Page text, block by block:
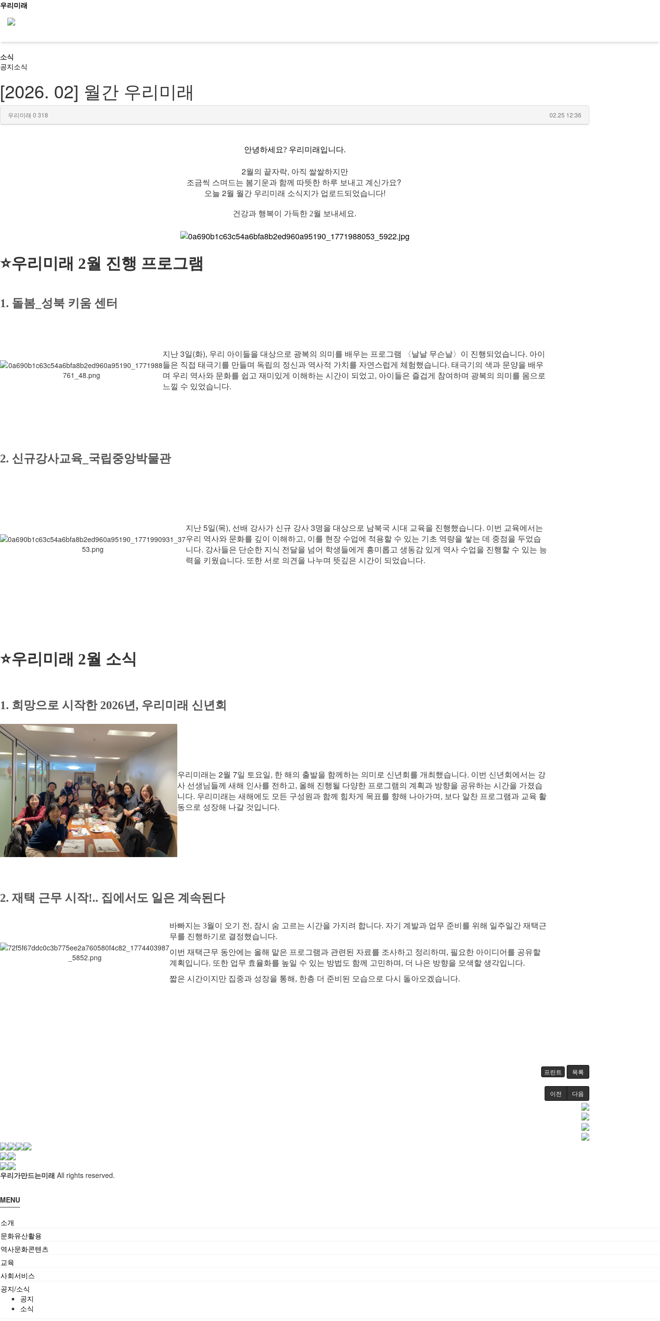
우리미래
신청문의
사이트맵
소개
사회서비스
소식
공지소식
[2026. 02] 월간 우리미래
우리미래 0 318 02.25 12:36
안녕하세요? 우리미래입니다.
2월의 끝자락, 아직 쌀쌀하지만
조금씩 스며드는 봄기운과 함께 따뜻한 하루 보내고 계신가요?
오늘 2월 월간 우리미래 소식지가 업로드되었습니다!
건강과 행복이 가득한 2월 보내세요.
⭐우리미래 2월 진행 프로그램
1. 돌봄_성북 키움 센터
지난 3일(화), 우리 아이들을 대상으로 광복의 의미를 배우는 프로그램 〈날날 무슨날〉이 진행되었습니다. 아이
들은 직접 태극기를 만들며 독립의 정신과 역사적 가치를 자연스럽게 체험했습니다. 태극기의 색과 문양을 배우
며 우리 역사와 문화를 쉽고 재미있게 이해하는 시간이 되었고, 아이들은 즐겁게 참여하며 광복의 의미를 몸으로
느낄 수 있었습니다.
2. 신규강사교육_국립중앙박물관
지난 5일(목), 선배 강사가 신규 강사 3명을 대상으로 남북국 시대 교육을 진행했습니다. 이번 교육에서는
우리 역사와 문화를 깊이 이해하고, 이를 현장 수업에 적용할 수 있는 기초 역량을 쌓는 데 중점을 두었습
니다. 강사들은 단순한 지식 전달을 넘어 학생들에게 흥미롭고 생동감 있게 역사 수업을 진행할 수 있는 능
력을 키웠습니다. 또한 서로 의견을 나누며 뜻깊은 시간이 되었습니다.
⭐우리미래 2월 소식
1. 희망으로 시작한 2026년, 우리미래 신년회
우리미래는 2월 7일 토요일, 한 해의 출발을 함께하는 의미로 신년회를 개최했습니다. 이번 신년회에서는 강
사 선생님들께 새해 인사를 전하고, 올해 진행될 다양한 프로그램의 계획과 방향을 공유하는 시간을 가졌습
니다. 우리미래는 새해에도 모든 구성원과 함께 힘차게 목표를 향해 나아가며, 보다 알찬 프로그램과 교육 활
동으로 성장해 나갈 것입니다.
2. 재택 근무 시작!.. 집에서도 일은 계속된다
바빠지는 3월이 오기 전, 잠시 숨 고르는 시간을 가지려 합니다. 자기 계발과 업무 준비를 위해 일주일간 재택근
무를 진행하기로 결정했습니다.
이번 재택근무 동안에는 올해 맡은 프로그램과 관련된 자료를 조사하고 정리하며, 필요한 아이디어를 공유할
계획입니다. 또한 업무 효율화를 높일 수 있는 방법도 함께 고민하며, 더 나은 방향을 모색할 생각입니다.
짧은 시간이지만 집중과 성장을 통해, 한층 더 준비된 모습으로 다시 돌아오겠습니다.
프린트 목록
이전 다음
우리가만드는미래 All rights reserved.
MENU
소개
문화유산활용
역사문화콘텐츠
교육
사회서비스
공지/소식
공지
소식